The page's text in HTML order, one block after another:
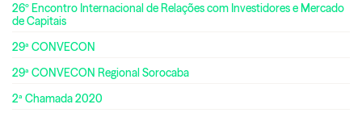
26º Encontro Internacional de Relações com Investidores e Mercado
de Capitais
29ª CONVECON
29ª CONVECON Regional Sorocaba
2ª Chamada 2020